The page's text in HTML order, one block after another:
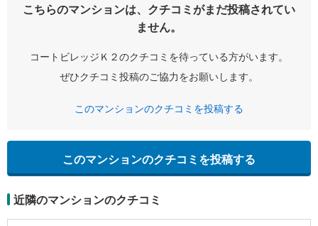
こちらのマンションは、クチコミがまだ投稿されてい
ません。
コートビレッジＫ２のクチコミを待っている方がいます。
ぜひクチコミ投稿のご協力をお願いします。
このマンションのクチコミを投稿する
このマンションのクチコミを投稿する
近隣のマンションのクチコミ